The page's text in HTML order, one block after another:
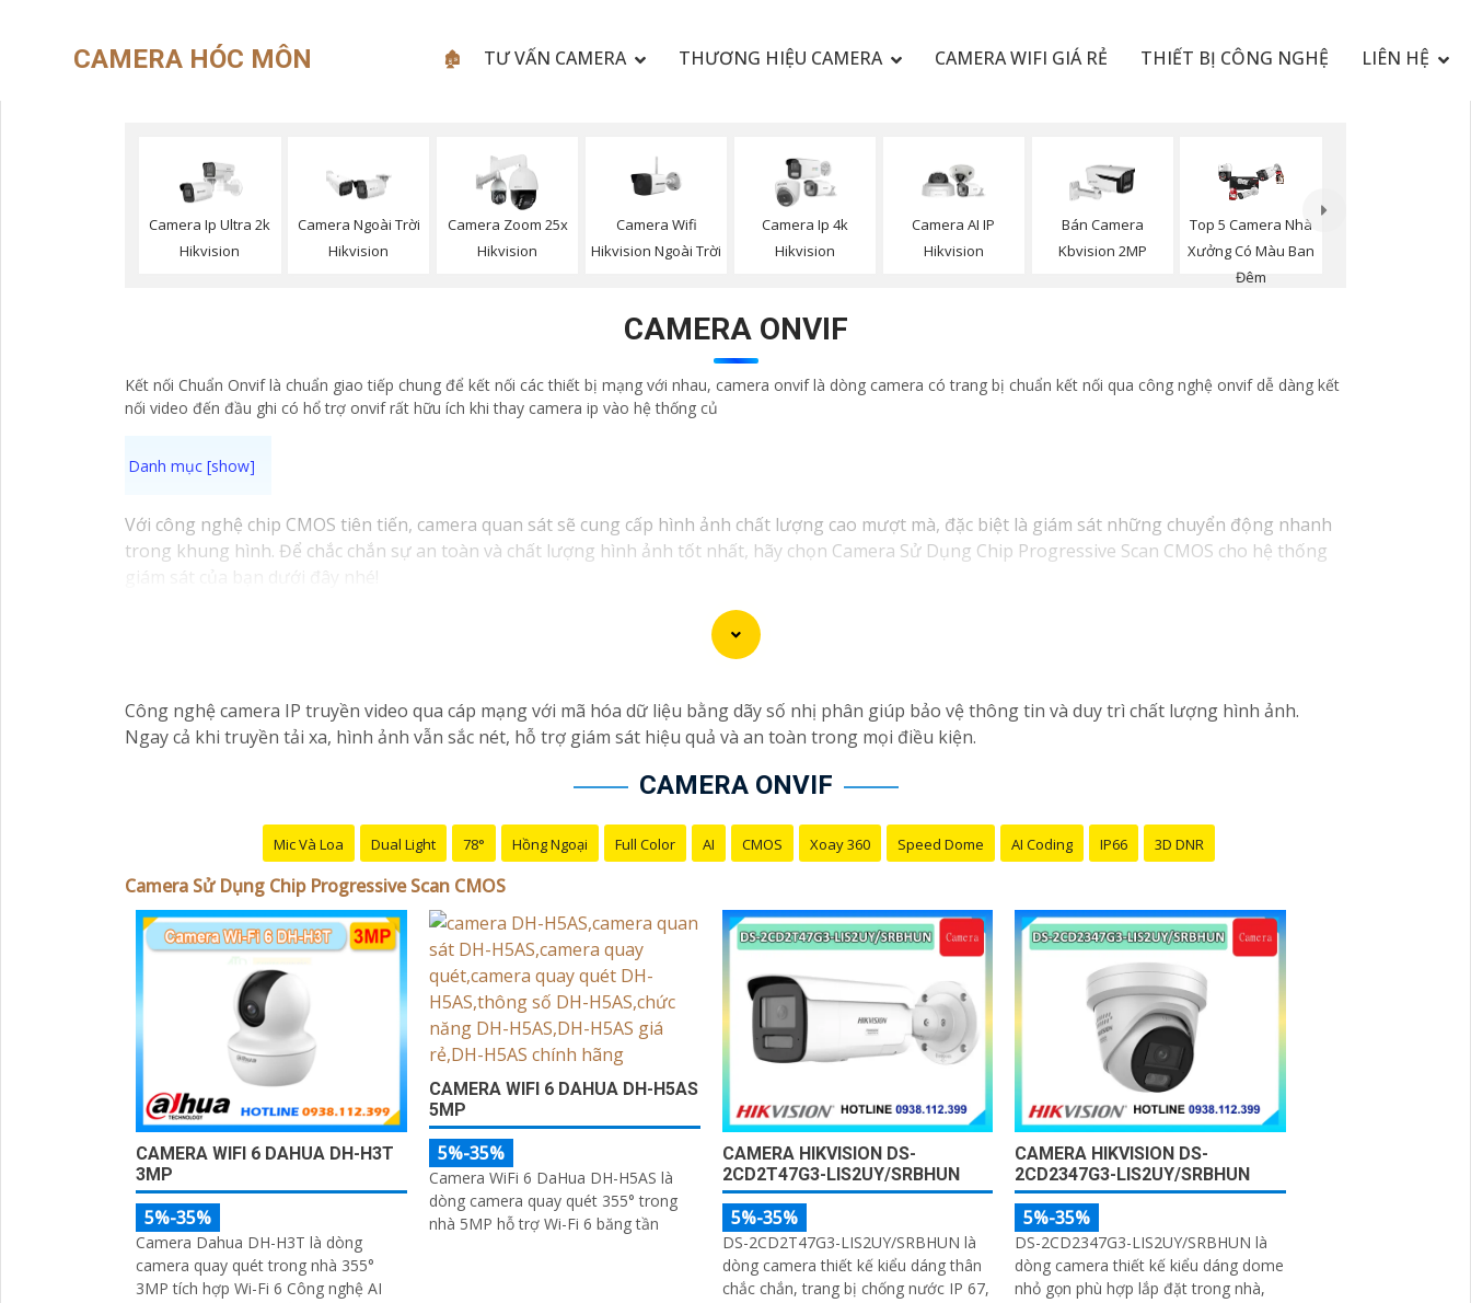
CAMERA HÓC MÔN 🏚 TƯ VẤN CAMERA THƯƠNG HIỆU CAMERA CAMERA WIFI GIÁ RẺ THIẾT BỊ CÔNG NGHỆ LIÊN HỆ
Camera Ip Ultra 2k
Hikvision
Camera Ngoài Trời
Hikvision
Camera Zoom 25x
Hikvision
Camera Wifi
Hikvision Ngoài Trời
Camera Ip 4k
Hikvision
Camera AI IP
Hikvision
Bán Camera
Kbvision 2MP
Top 5 Camera Nhà
Xưởng Có Màu Ban
Đêm
CAMERA ONVIF
Kết nối Chuẩn Onvif là chuẩn giao tiếp chung để kết nối các thiết bị mạng với nhau, camera onvif là dòng camera có trang bị chuẩn kết nối qua công nghệ onvif dễ dàng kết
nối video đến đầu ghi có hổ trợ onvif rất hữu ích khi thay camera ip vào hệ thống củ
Với công nghệ chip CMOS tiên tiến, camera quan sát sẽ cung cấp hình ảnh chất lượng cao mượt mà, đặc biệt là giám sát những chuyển động nhanh
trong khung hình. Để chắc chắn sự an toàn và chất lượng hình ảnh tốt nhất, hãy chọn Camera Sử Dụng Chip Progressive Scan CMOS cho hệ thống
giám sát của bạn dưới đây nhé!
Công nghệ camera IP truyền video qua cáp mạng với mã hóa dữ liệu bằng dãy số nhị phân giúp bảo vệ thông tin và duy trì chất lượng hình ảnh.
Ngay cả khi truyền tải xa, hình ảnh vẫn sắc nét, hỗ trợ giám sát hiệu quả và an toàn trong mọi điều kiện.
CAMERA ONVIF
Mic Và Loa Dual Light 78° Hồng Ngoại Full Color AI CMOS Xoay 360 Speed Dome AI Coding IP66 3D DNR
Camera Sử Dụng Chip Progressive Scan CMOS
CAMERA WIFI 6 DAHUA DH-H3T
3MP
5%-35%
Camera Dahua DH-H3T là dòng
camera quay quét trong nhà 355°
3MP tích hợp Wi-Fi 6 Công nghệ AI
CAMERA WIFI 6 DAHUA DH-H5AS
5MP
5%-35%
Camera WiFi 6 DaHua DH-H5AS là
dòng camera quay quét 355° trong
nhà 5MP hỗ trợ Wi-Fi 6 băng tần
CAMERA HIKVISION DS-
2CD2T47G3-LIS2UY/SRBHUN
5%-35%
DS-2CD2T47G3-LIS2UY/SRBHUN là
dòng camera thiết kế kiểu dáng thân
chắc chắn, trang bị chống nước IP 67,
CAMERA HIKVISION DS-
2CD2347G3-LIS2UY/SRBHUN
5%-35%
DS-2CD2347G3-LIS2UY/SRBHUN là
dòng camera thiết kế kiểu dáng dome
nhỏ gọn phù hợp lắp đặt trong nhà,